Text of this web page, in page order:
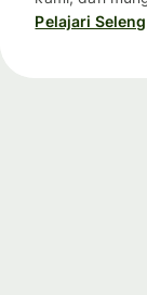
Pelajari